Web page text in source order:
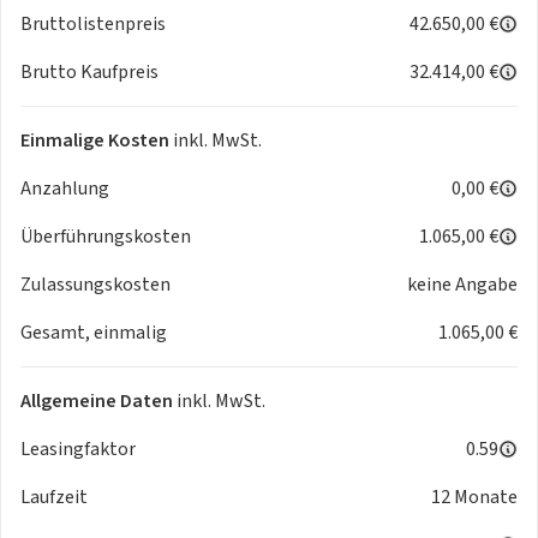
Ausweichassistent (ESA - Evasive Steer Assistence)
integrierten LED-Blinker, LED-Abblendlicht mit
Ausschaltverzögerung, Fernlicht mit automatische
LED-Nebelscheinwerfer an der Stoßstange inklusive
LED-Rückleuchten
Leichtmetallräder 7 J x 17 mit 225/65 R17 Reifen, 5x2-
Speichen-Design
elektrisch einstellbar, beheizbar und mit integrierten
Bruttolistenpreis
42.650,00 €
Brutto Kaufpreis
32.414,00 €
Einmalige Kosten inkl. MwSt.
Anzahlung
0,00 €
Überführungskosten
1.065,00 €
Zulassungskosten
keine Angabe
Gesamt, einmalig
1.065,00 €
Allgemeine Daten inkl. MwSt.
Leasingfaktor
0.59
Laufzeit
12 Monate